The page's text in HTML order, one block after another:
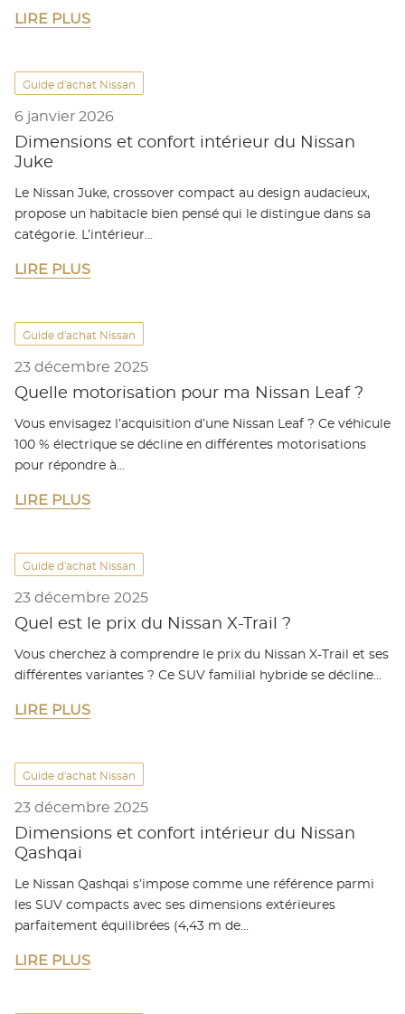
LIRE PLUS
Guide d'achat Nissan
6 janvier 2026
Dimensions et confort intérieur du Nissan
Juke
Le Nissan Juke, crossover compact au design audacieux,
propose un habitacle bien pensé qui le distingue dans sa
catégorie. L’intérieur…
LIRE PLUS
Guide d'achat Nissan
23 décembre 2025
Quelle motorisation pour ma Nissan Leaf ?
Vous envisagez l’acquisition d’une Nissan Leaf ? Ce véhicule
100 % électrique se décline en différentes motorisations
pour répondre à…
LIRE PLUS
Guide d'achat Nissan
23 décembre 2025
Quel est le prix du Nissan X-Trail ?
Vous cherchez à comprendre le prix du Nissan X-Trail et ses
différentes variantes ? Ce SUV familial hybride se décline…
LIRE PLUS
Guide d'achat Nissan
23 décembre 2025
Dimensions et confort intérieur du Nissan
Qashqai
Le Nissan Qashqai s’impose comme une référence parmi
les SUV compacts avec ses dimensions extérieures
parfaitement équilibrées (4,43 m de…
LIRE PLUS